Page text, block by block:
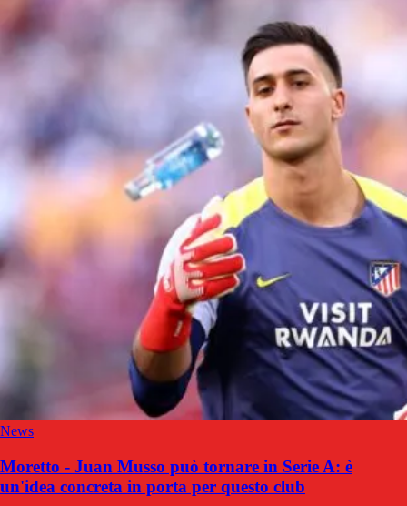
News
Moretto - Juan Musso può tornare in Serie A: è
un'idea concreta in porta per questo club